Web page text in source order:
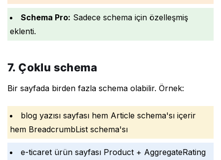
Schema Pro: Sadece schema için özelleşmiş
eklenti.
7. Çoklu schema
Bir sayfada birden fazla schema olabilir. Örnek:
blog yazısı sayfası hem Article schema'sı içerir
hem BreadcrumbList schema'sı
e-ticaret ürün sayfası Product + AggregateRating